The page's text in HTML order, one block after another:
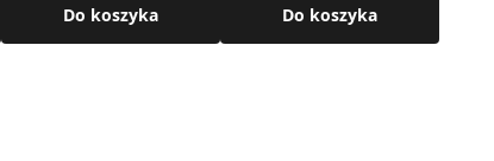
Do koszyka Do koszyka